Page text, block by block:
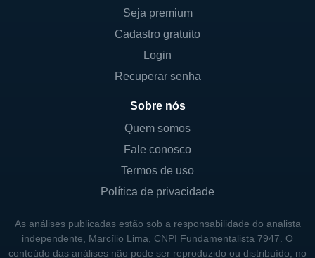
Seja premium
Cadastro gratuito
Login
Recuperar senha
Sobre nós
Quem somos
Fale conosco
Termos de uso
Política de privacidade
As análises publicadas estão sob a responsabilidade do analista
independente, Marcílio Lima, CNPI Fundamentalista 7947. O
conteúdo das análises não pode ser reproduzido ou distribuído, no